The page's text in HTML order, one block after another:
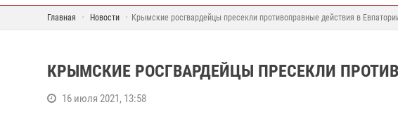
Главная Новости Крымские росгвардейцы пресекли противоправные действия в
КРЫМСКИЕ РОСГВАРДЕЙЦЫ ПРЕСЕКЛИ
16 июля 2021, 13:58